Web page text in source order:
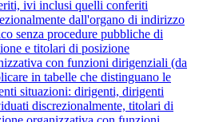
ivi inclusi quelli conferiti
dall'organo di indirizzo
senza procedure pubbliche di
e titolari di posizione
con funzioni dirigenziali (da
in tabelle che distinguano le
situazioni: dirigenti, dirigenti
discrezionalmente, titolari di